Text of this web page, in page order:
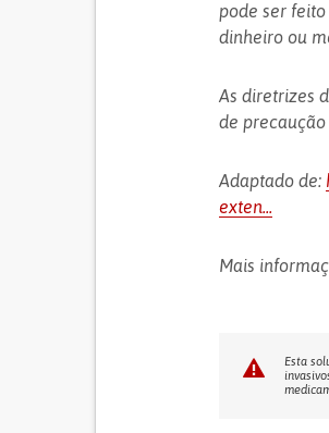
pode ser
dinheiro ou
As diretrizes
de
Adaptado de:
exten...
Mais
Esta